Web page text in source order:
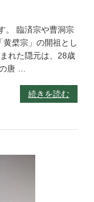
。 臨済宗や曹洞宗
檗宗」の開祖とし
れた隠元は、28歳
唐 …
続きを読む